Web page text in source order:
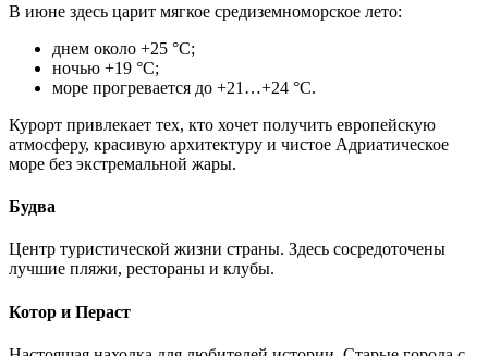
В июне здесь царит мягкое средиземноморское лето:
днем около +25 °C;
ночью +19 °C;
море прогревается до +21…+24 °C.
Курорт привлекает тех, кто хочет получить европейскую
атмосферу, красивую архитектуру и чистое Адриатическое
море без экстремальной жары.
Будва
Центр туристической жизни страны. Здесь сосредоточены
лучшие пляжи, рестораны и клубы.
Котор и Пераст